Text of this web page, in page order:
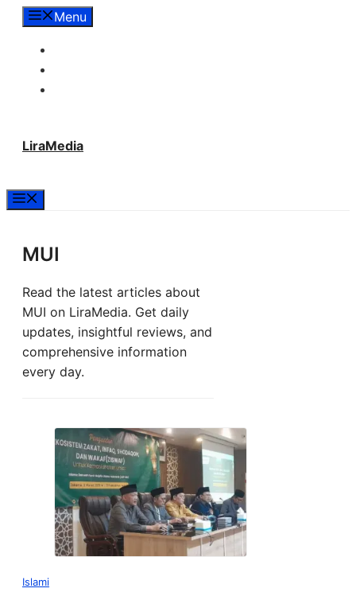
LangsungMenu
LiraMedia
MUI
Read the latest articles about
MUI on LiraMedia. Get daily
updates, insightful reviews, and
comprehensive information
every day.
Islami